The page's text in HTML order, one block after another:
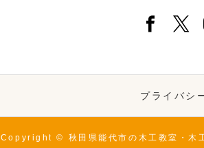
プライバシ
Copyright © 秋田県能代市の木工教室・